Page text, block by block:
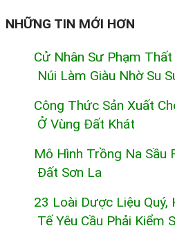
NHỮNG TIN MỚI HƠN
Cử Nhân Sư Phạm
Núi Làm Giàu Nhờ Su
Công Thức Sản Xuất
Ở Vùng Đất Khát
Mô Hình Trồng Na Sầu
Đất Sơn La
23 Loài Dược Liệu
Tế Yêu Cầu Phải Kiểm